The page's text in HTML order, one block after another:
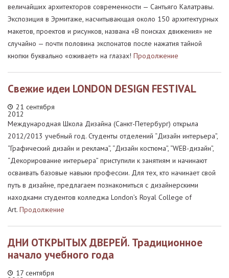
величайших архитекторов современности — Сантьяго Калатравы.
Экспозиция в Эрмитаже, насчитывающая около 150 архитектурных
макетов, проектов и рисунков, названа «В поисках движения» не
случайно — почти половина экспонатов после нажатия тайной
кнопки буквально «оживает» на глазах! Продолжение
Свежие идеи LONDON DESIGN FESTIVAL
21 сентября
2012
Международная Школа Дизайна (Санкт-Петербург) открыла
2012/2013 учебный год. Студенты отделений “Дизайн интерьера”,
“Графический дизайн и реклама”, “Дизайн костюма”, “WEB-дизайн”,
“Декорирование интерьера” приступили к занятиям и начинают
осваивать базовые навыки профессии. Для тех, кто начинает свой
путь в дизайне, предлагаем познакомиться с дизайнерскими
находками студентов колледжа London’s Royal College of
Art. Продолжение
ДНИ ОТКРЫТЫХ ДВЕРЕЙ. Традиционное
начало учебного года
17 сентября